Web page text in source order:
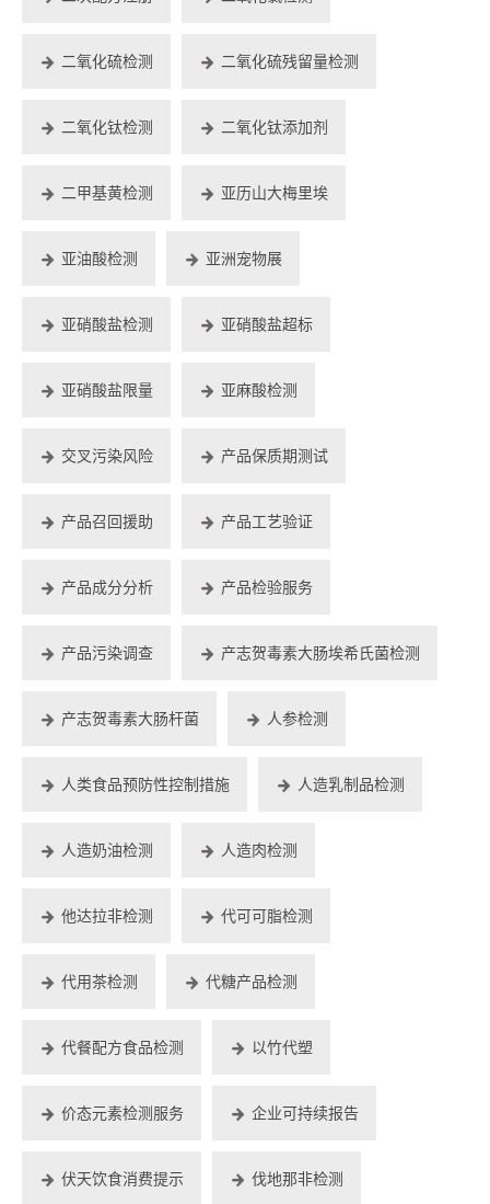
二氧化硫检测 二氧化硫残留量检测
二氧化钛检测 二氧化钛添加剂
二甲基黄检测 亚历山大梅里埃
亚油酸检测 亚洲宠物展
亚硝酸盐检测 亚硝酸盐超标
亚硝酸盐限量 亚麻酸检测
交叉污染风险 产品保质期测试
产品召回援助 产品工艺验证
产品成分分析 产品检验服务
产品污染调查 产志贺毒素大肠埃希氏菌检测
产志贺毒素大肠杆菌 人参检测
人类食品预防性控制措施 人造乳制品检测
人造奶油检测 人造肉检测
他达拉非检测 代可可脂检测
代用茶检测 代糖产品检测
代餐配方食品检测 以竹代塑
价态元素检测服务 企业可持续报告
伏天饮食消费提示 伐地那非检测